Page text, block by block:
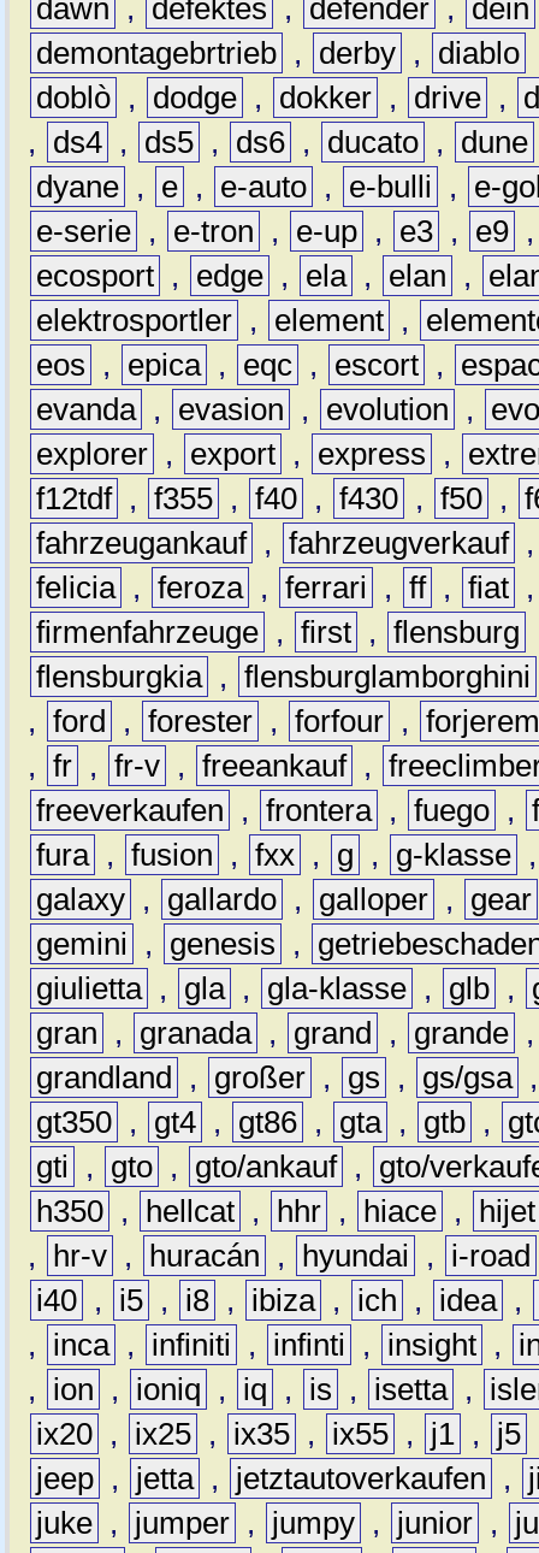
dawn , defektes , defender , dein
demontagebrtrieb , derby , diablo
doblò , dodge , dokker , drive ,
,
ds4 , ds5 , ds6 , ducato , dune
dyane , e , e-auto , e-bulli ,
e-
e-serie , e-tron , e-up , e3 , e9
ecosport , edge , ela , elan ,
elektrosportler , element ,
eos
, epica , eqc , escort ,
evanda , evasion , evolution ,
explorer , export , express ,
f12tdf , f355 , f40 , f430 , f50 ,
fahrzeugankauf , fahrzeugverkauf
felicia , feroza , ferrari , ff , fiat
firmenfahrzeuge , first , flensburg
flensburgkia , flensburglamborghini
, ford , forester , forfour ,
, fr , fr-v , freeankauf ,
freeverkaufen
, frontera , fuego ,
fura , fusion , fxx , g , g-klasse
galaxy , gallardo , galloper ,
gear
gemini
, genesis ,
giulietta , gla , gla-klasse , glb ,
gran
, granada , grand , grande
grandland
, großer , gs , gs/gsa
gt350 , gt4 , gt86 , gta , gtb ,
gti
, gto , gto/ankauf ,
gto/
h350 , hellcat , hhr , hiace ,
hijet
,
hr-v , huracán , hyundai ,
i-road
i40 , i5 , i8 , ibiza , ich , idea ,
,
inca , infiniti , infinti , insight ,
,
ion , ioniq , iq , is , isetta ,
ix20 , ix25 , ix35 , ix55 , j1 , j5
jeep , jetta , jetztautoverkaufen ,
juke , jumper , jumpy , junior ,